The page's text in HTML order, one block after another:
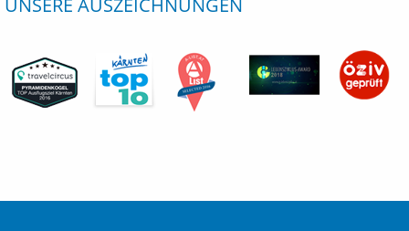
UNSERE AUSZEICHNUNGEN